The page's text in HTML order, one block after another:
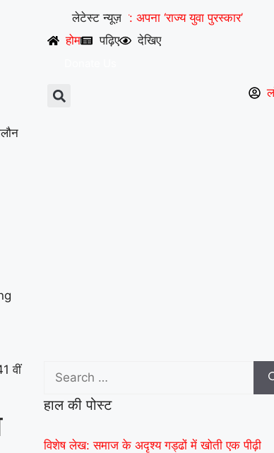
लेटेस्ट न्यूज़
से बनेगी नई मिसाल: अपना ‘राज्य युवा पुरस्कार’ युवा शक्ति को
होम
पढ़िए देखिए
वीं
हाल की पोस्ट
विशेष लेख: समाज के अदृश्य गड्ढों में खोती एक पीढ़ी